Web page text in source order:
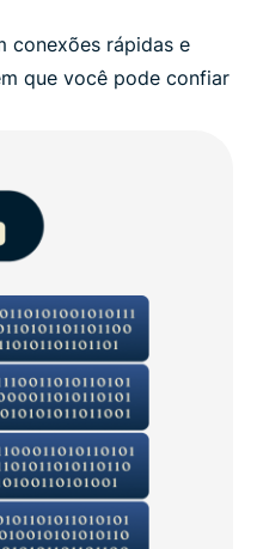
conexões rápidas e
que você pode confiar